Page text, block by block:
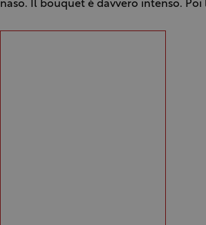
naso. Il bouquet è davvero intenso.